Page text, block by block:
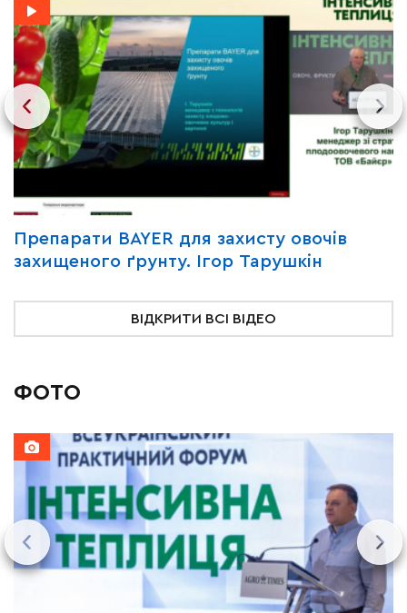
Препарати BAYER для захисту овочів
захищеного ґрунту. Ігор Тарушкін
ВІДКРИТИ ВСІ ВІДЕО
ФОТО